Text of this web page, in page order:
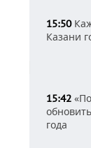
15:50
Казани
15:42
года